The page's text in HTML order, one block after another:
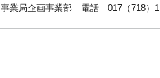
事業局企画事業部 電話 017（718）